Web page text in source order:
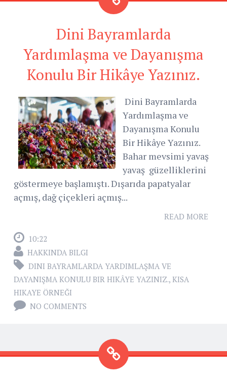
Dini Bayramlarda
Yardımlaşma ve Dayanışma
Konulu Bir Hikâye Yazınız.
Dini Bayramlarda
Yardımlaşma ve
Dayanışma Konulu
Bir Hikâye Yazınız.
Bahar mevsimi yavaş
yavaş güzelliklerini
göstermeye başlamıştı. Dışarıda papatyalar
açmış, dağ çiçekleri açmış...
READ MORE
10:22
HAKKINDA BILGI
DINI BAYRAMLARDA YARDIMLAŞMA VE
DAYANIŞMA KONULU BIR HIKÂYE YAZINIZ., KISA
HIKAYE ÖRNEĞI
NO COMMENTS